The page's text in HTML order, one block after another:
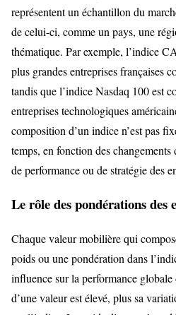
représentent un échantillon du
de celui-ci, comme un pays, une
thématique. Par exemple, l’indice
plus grandes entreprises françaises
tandis que l’indice Nasdaq 100 est
entreprises technologiques
composition d’un indice n’est pas
temps, en fonction des
de performance ou de stratégie des
Le rôle des pondérations des
Chaque valeur mobilière qui
poids ou une pondération dans
influence sur la performance
d’une valeur est élevé, plus sa